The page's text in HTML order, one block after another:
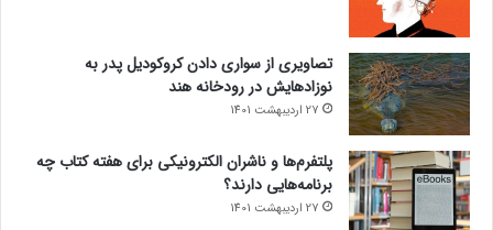
تصاویری از سواری دادن کروکودیل پدر به
نوزادهایش در رودخانه هند
27 اردیبهشت 1401
پلتفرم‌ها و ناشران الکترونیکی برای هفته کتاب چه
برنامه‌هایی دارند؟
27 اردیبهشت 1401